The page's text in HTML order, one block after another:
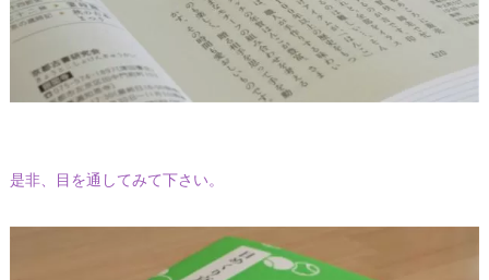
是非、目を通してみて下さい。